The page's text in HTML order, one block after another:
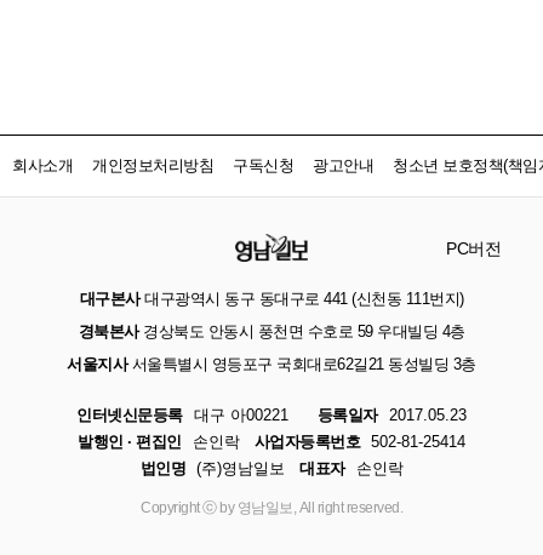
회사소개 개인정보처리방침 구독신청 광고안내 청소년 보호정책(책임
PC버전
대구본사대구광역시 동구 동대구로 441 (신천동 111번지)
경북본사경상북도 안동시 풍천면 수호로 59 우대빌딩 4층
서울지사서울특별시 영등포구 국회대로62길21 동성빌딩 3층
인터넷신문등록 대구 아00221 등록일자
2017.05.23
발행인 · 편집인
손인락 사업자등록번호 502-81-25414
법인명 (주)영남일보 대표자 손인락
Copyright ⓒ by 영남일보, All right reserved.